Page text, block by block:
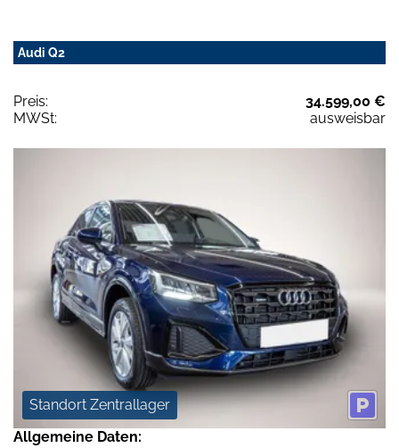
Audi Q2
Preis:
34.599,00 €
MWSt:
ausweisbar
Standort Zentrallager
Allgemeine Daten: